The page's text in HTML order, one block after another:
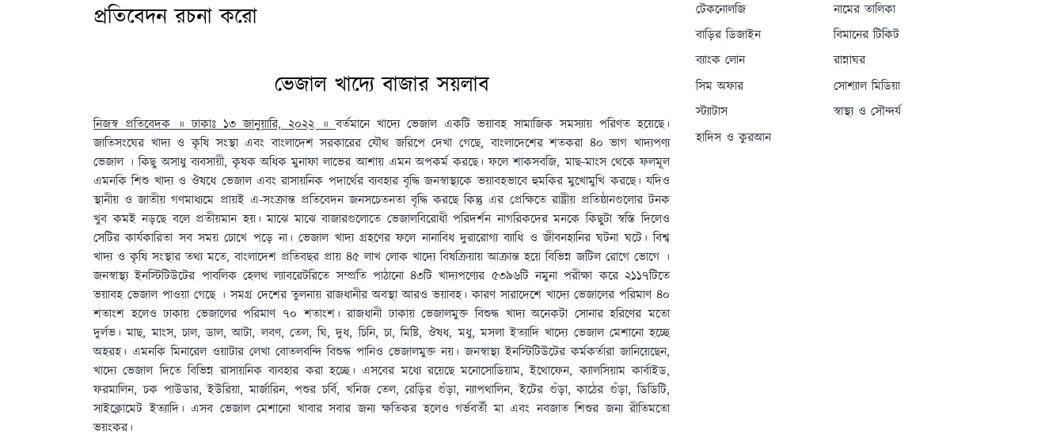
প্রতিবেদন রচনা করো
ভেজাল খাদ্যে বাজার সয়লাব
নিজস্ব প্রতিবেদক ॥ ঢাকাঃ ১৩ জানুয়ারি, ২০২২ ॥বর্তমানে খাদ্যে ভেজাল একটি ভয়াবহ সামাজিক সমস্যায় পরিণত হয়েছে।
জাতিসংঘের খাদ্য ও কৃষি সংস্থা এবং বাংলাদেশ সরকারের যৌথ জরিপে দেখা গেছে, বাংলাদেশের শতকরা ৪০ ভাগ খাদ্যপণ্য
ভেজাল । কিছু অসাধু ব্যবসায়ী, কৃষক অধিক মুনাফা লাভের আশায় এমন অপকর্ম করছে। ফলে শাকসবজি, মাছ-মাংস থেকে ফলমূল
এমনকি শিশু খাদ্য ও ঔষধে ভেজাল এবং রাসায়নিক পদার্থের ব্যবহার বৃদ্ধি জনস্বাস্থ্যকে ভয়াবহভাবে হুমকির মুখোমুখি করছে। যদিও
স্থানীয় ও জাতীয় গণমাধ্যমে প্রায়ই এ-সংক্রান্ত প্রতিবেদন জনসচেতনতা বৃদ্ধি করছে কিন্তু এর প্রেক্ষিতে রাষ্ট্রীয় প্রতিষ্ঠানগুলোর টনক
খুব কমই নড়ছে বলে প্রতীয়মান হয়। মাঝে মাঝে বাজারগুলোতে ভেজালবিরোধী পরিদর্শন নাগরিকদের মনকে কিছুটা স্বস্তি দিলেও
সেটির কার্যকারিতা সব সময় চোখে পড়ে না। ভেজাল খাদ্য গ্রহণের ফলে নানাবিধ দুরারোগ্য ব্যাধি ও জীবনহানির ঘটনা ঘটে। বিশ্ব
খাদ্য ও কৃষি সংস্থার তথ্য মতে, বাংলাদেশ প্রতিবছর প্রায় ৪৫ লাখ লোক খাদ্যে বিষক্রিয়ায় আক্রান্ত হয়ে বিভিন্ন জটিল রোগে ভোগে ।
জনস্বাস্থ্য ইনস্টিটিউটের পাবলিক হেলথ ল্যাবরেটরিতে সম্প্রতি পাঠানো ৪৩টি খাদ্যপণ্যের ৫৩৯৬টি নমুনা পরীক্ষা করে ২১১৭টিতে
ভয়াবহ ভেজাল পাওয়া গেছে । সমগ্র দেশের তুলনায় রাজধানীর অবস্থা আরও ভয়াবহ। কারণ সারাদেশে খাদ্যে ভেজালের পরিমাণ ৪০
শতাংশ হলেও ঢাকায় ভেজালের পরিমাণ ৭০ শতাংশ। রাজধানী ঢাকায় ভেজালমুক্ত বিশুদ্ধ খাদ্য অনেকটা সোনার হরিণের মতো
দুর্লভ। মাছ, মাংস, চাল, ডাল, আটা, লবণ, তেল, ঘি, দুধ, চিনি, চা, মিষ্টি, ঔষধ, মধু, মসলা ইত্যাদি খাদ্যে ভেজাল মেশানো হচ্ছে
অহরহ। এমনকি মিনারেল ওয়াটার লেখা বোতলবন্দি বিশুদ্ধ পানিও ভেজালমুক্ত নয়। জনস্বাস্থ্য ইনস্টিটিউটের কর্মকর্তারা জানিয়েছেন,
খাদ্যে ভেজাল দিতে বিভিন্ন রাসায়নিক ব্যবহার করা হচ্ছে। এসবের মধ্যে রয়েছে মনোসোডিয়াম, ইথোফেন, ক্যালসিয়াম কার্বাইড,
ফরমালিন, চক পাউডার, ইউরিয়া, মার্জারিন, পশুর চর্বি, খনিজ তেল, রেড়ির গুঁড়া, ন্যাপথালিন, ইটের গুঁড়া, কাঠের গুঁড়া, ডিডিটি,
সাইক্লোমেট ইত্যাদি। এসব ভেজাল মেশানো খাবার সবার জন্য ক্ষতিকর হলেও গর্ভবর্তী মা এবং নবজাত শিশুর জন্য রীতিমতো
ভয়ংকর।
টেকনোলজি
নামের তালিকা
বাড়ির ডিজাইন
বিমানের টিকিট
ব্যাংক লোন
রান্নাঘর
সিম অফার
সোশ্যাল মিডিয়া
স্ট্যাটাস
স্বাস্থ্য ও সৌন্দর্য
হাদিস ও কুরআন